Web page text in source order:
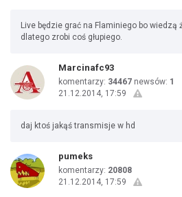
Live będzie grać na Flaminiego bo wiedzą
dlatego zrobi coś głupiego.
Marcinafc93
komentarzy: 34467 newsów: 1
21.12.2014, 17:59
daj ktoś jakąś transmisje w hd
pumeks
komentarzy: 20808
21.12.2014, 17:59